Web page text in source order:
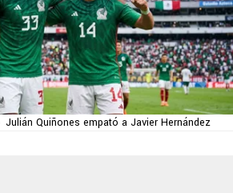
Julián Quiñones empató a Javier Hernández